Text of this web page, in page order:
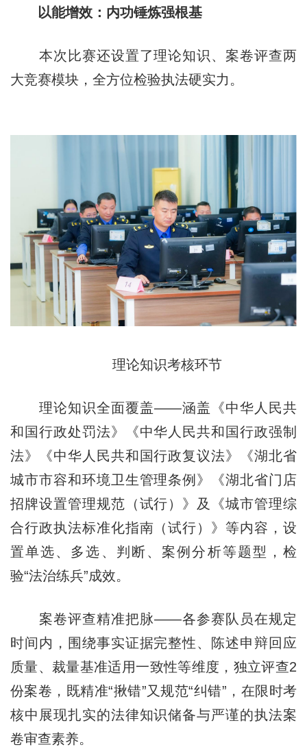
以能增效：内功锤炼强根基
本次比赛还设置了理论知识、案卷评查两
大竞赛模块，全方位检验执法硬实力。
理论知识考核环节
理论知识全面覆盖——涵盖《中华人民共
和国行政处罚法》《中华人民共和国行政强制
法》《中华人民共和国行政复议法》《湖北省
城市市容和环境卫生管理条例》《湖北省门店
招牌设置管理规范（试行）》及《城市管理综
合行政执法标准化指南（试行）》等内容，设
置单选、多选、判断、案例分析等题型，检
验“法治练兵”成效。
案卷评查精准把脉——各参赛队员在规定
时间内，围绕事实证据完整性、陈述申辩回应
质量、裁量基准适用一致性等维度，独立评查2
份案卷，既精准“揪错”又规范“纠错”，在限时考
核中展现扎实的法律知识储备与严谨的执法案
卷审查素养。